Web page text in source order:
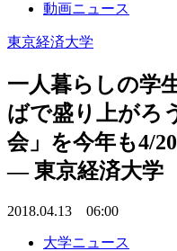
動画ニュース
東京経済大学
一人暮らしの学
ばで盛り上がろ
会」を今年も4/
— 東京経済大学
2018.04.13 06:00
大学ニュース